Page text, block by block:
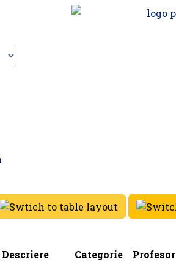
Descriere Categorie Profesor